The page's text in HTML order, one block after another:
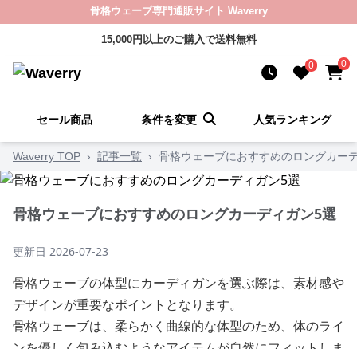
骨格ウェーブ専門通販サイト Waverry
15,000円以上のご購入で送料無料
0 0
セール商品 条件を変更 人気ランキング
Waverry TOP › 記事一覧 › 骨格ウェーブにおすすめのロングカー
骨格ウェーブにおすすめのロングカーディガン5選
更新日 2026-07-23
骨格ウェーブの体型にカーディガンを選ぶ際は、素材感や
デザインが重要なポイントとなります。
骨格ウェーブは、柔らかく曲線的な体型のため、体のライ